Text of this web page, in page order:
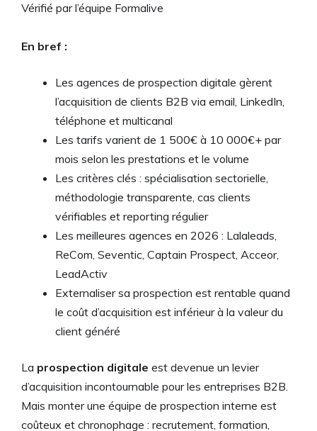
Vérifié par l’équipe Formalive
En bref :
Les agences de prospection digitale gèrent
l’acquisition de clients B2B via email, LinkedIn,
téléphone et multicanal
Les tarifs varient de 1 500€ à 10 000€+ par
mois selon les prestations et le volume
Les critères clés : spécialisation sectorielle,
méthodologie transparente, cas clients
vérifiables et reporting régulier
Les meilleures agences en 2026 : Lalaleads,
ReCom, Seventic, Captain Prospect, Acceor,
LeadActiv
Externaliser sa prospection est rentable quand
le coût d’acquisition est inférieur à la valeur du
client généré
La prospection digitale est devenue un levier
d’acquisition incontournable pour les entreprises B2B.
Mais monter une équipe de prospection interne est
coûteux et chronophage : recrutement, formation,